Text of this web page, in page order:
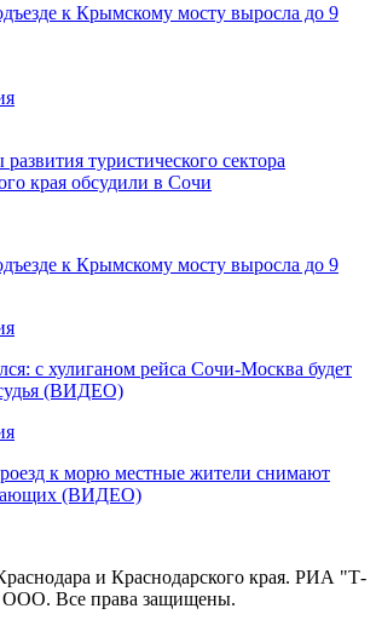
к Крымскому мосту выросла до 9
туристического сектора
края обсудили в Сочи
к Крымскому мосту выросла до 9
с хулиганом рейса Сочи-Москва будет
судья (ВИДЕО)
к морю местные жители снимают
(ВИДЕО)
и Краснодарского края. РИА "Т-
Все права защищены.